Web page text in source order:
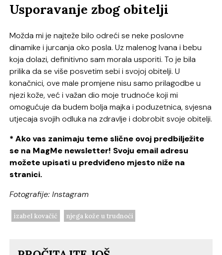
Usporavanje zbog obitelji
Možda mi je najteže bilo odreći se neke poslovne
dinamike i jurcanja oko posla. Uz malenog Ivana i bebu
koja dolazi, definitivno sam morala usporiti. To je bila
prilika da se više posvetim sebi i svojoj obitelji. U
konačnici, ove male promjene nisu samo prilagodbe u
njezi kože, već i važan dio moje trudnoće koji mi
omogućuje da budem bolja majka i poduzetnica, svjesna
utjecaja svojih odluka na zdravlje i dobrobit svoje obitelji.
* Ako vas zanimaju teme slične ovoj predbilježite
se na MagMe newsletter! Svoju email adresu
možete upisati u predviđeno mjesto niže na
stranici.
Fotografije: Instagram
izabel kovačić njega kože u trudnoći